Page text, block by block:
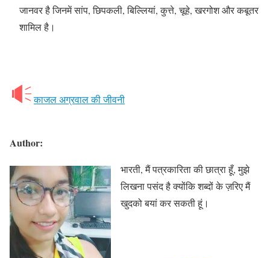
जानवर है जिनमें सांप, छिपकली, बिल्लियां, कुत्ते, चूहे, खरगोश और कबूतर
शामिल है।
काजल अग्रवाल की जीवनी
Author:
भारती, मैं पत्रकारिता की छात्रा हूँ, मुझे
लिखना पसंद है क्योंकि शब्दों के ज़रिए मैं
खुदको बयां कर सकती हूं।